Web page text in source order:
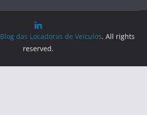
Blog das Locadoras de Veículos. All rights
reserved.